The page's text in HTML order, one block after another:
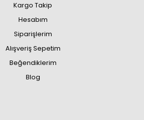
Kargo Takip
Hesabım
Siparişlerim
Alışveriş Sepetim
Beğendiklerim
Blog